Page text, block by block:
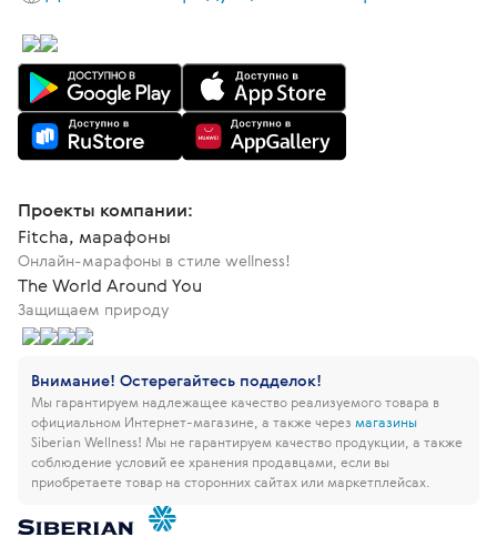
Проекты компании:
Fitcha, марафоны
Онлайн-марафоны в стиле wellness!
The World Around You
Защищаем природу
Внимание! Остерегайтесь подделок!
Мы гарантируем надлежащее качество реализуемого товара в
официальном Интернет-магазине, а также через магазины
Siberian Wellness! Мы не гарантируем качество продукции, а также
соблюдение условий ее хранения продавцами, если вы
приобретаете товар на сторонних сайтах или маркетплейсах.